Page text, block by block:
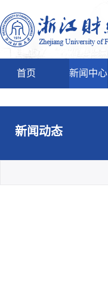
首页 新闻中心
新闻动态